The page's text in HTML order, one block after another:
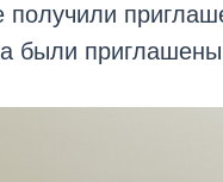
получили
были